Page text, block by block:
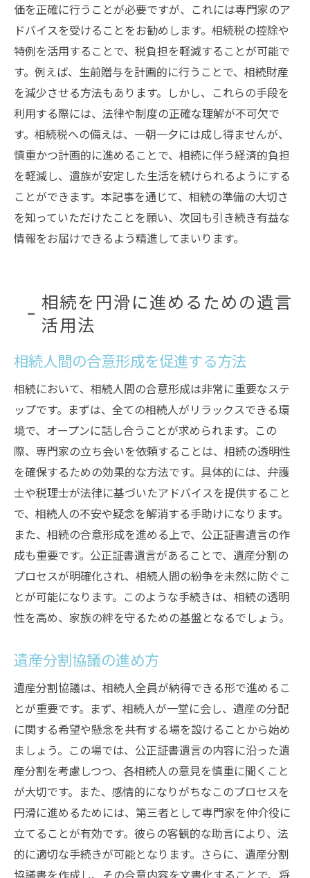
価を正確に行うことが必要ですが、これには専門家のア
ドバイスを受けることをお勧めします。相続税の控除や
特例を活用することで、税負担を軽減することが可能で
す。例えば、生前贈与を計画的に行うことで、相続財産
を減少させる方法もあります。しかし、これらの手段を
利用する際には、法律や制度の正確な理解が不可欠で
す。相続税への備えは、一朝一夕には成し得ませんが、
慎重かつ計画的に進めることで、相続に伴う経済的負担
を軽減し、遺族が安定した生活を続けられるようにする
ことができます。本記事を通じて、相続の準備の大切さ
を知っていただけたことを願い、次回も引き続き有益な
情報をお届けできるよう精進してまいります。
相続を円滑に進めるための遺言
活用法
相続人間の合意形成を促進する方法
相続において、相続人間の合意形成は非常に重要なステ
ップです。まずは、全ての相続人がリラックスできる環
境で、オープンに話し合うことが求められます。この
際、専門家の立ち会いを依頼することは、相続の透明性
を確保するための効果的な方法です。具体的には、弁護
士や税理士が法律に基づいたアドバイスを提供すること
で、相続人の不安や疑念を解消する手助けになります。
また、相続の合意形成を進める上で、公正証書遺言の作
成も重要です。公正証書遺言があることで、遺産分割の
プロセスが明確化され、相続人間の紛争を未然に防ぐこ
とが可能になります。このような手続きは、相続の透明
性を高め、家族の絆を守るための基盤となるでしょう。
遺産分割協議の進め方
遺産分割協議は、相続人全員が納得できる形で進めるこ
とが重要です。まず、相続人が一堂に会し、遺産の分配
に関する希望や懸念を共有する場を設けることから始め
ましょう。この場では、公正証書遺言の内容に沿った遺
産分割を考慮しつつ、各相続人の意見を慎重に聞くこと
が大切です。また、感情的になりがちなこのプロセスを
円滑に進めるためには、第三者として専門家を仲介役に
立てることが有効です。彼らの客観的な助言により、法
的に適切な手続きが可能となります。さらに、遺産分割
協議書を作成し、その合意内容を文書化することで、将